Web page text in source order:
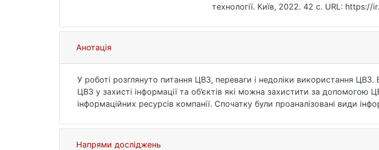
технології. Київ, 2022. 42 с. URL:
Анотація
У роботі розглянуто питання ЦВЗ, переваги і недоліки використання
ЦВЗ у захисті інформації та об’єктів які можна захистити за допомогою
інформаційних ресурсів компанії. Спочатку були проаналізовані види
реалізований алгоритм використання ЦВЗ для захисту торгової марки
алгоритму ЦВЗ, потім були підібрані інструменти розробки.
Напрями досліджень